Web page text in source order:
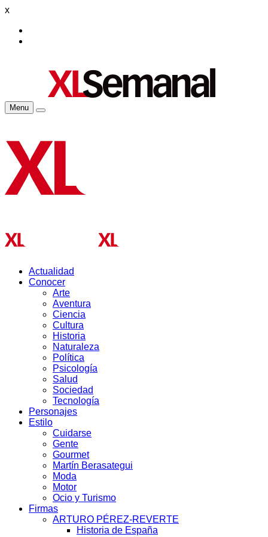
x
Menu
Actualidad
Conocer
Arte
Aventura
Ciencia
Cultura
Historia
Naturaleza
Política
Psicología
Salud
Sociedad
Tecnología
Personajes
Estilo
Cuidarse
Gente
Gourmet
Martín Berasategui
Moda
Motor
Ocio y Turismo
Firmas
ARTURO PÉREZ-REVERTE
Historia de España